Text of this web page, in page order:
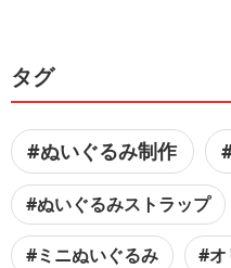
タグ
#ぬいぐるみ制作
#ぬいぐるみストラップ
#ミニぬいぐるみ #オ